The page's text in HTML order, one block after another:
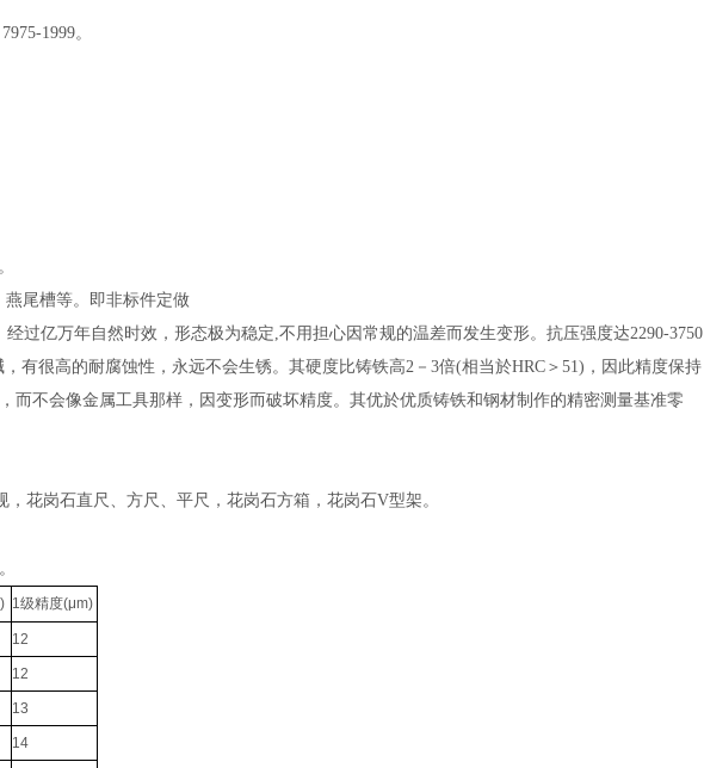
1999。
尾槽等。即非标件定做
过亿万年自然时效，形态极为稳定,不用担心因常规的温差而发生变形。抗压强度达2290-3750
有很高的耐腐蚀性，永远不会生锈。其硬度比铸铁高2－3倍(相当於HRC＞51)，因此精度保持
而不会像金属工具那样，因变形而破坏精度。其优於优质铸铁和钢材制作的精密测量基准零
花岗石直尺、方尺、平尺，花岗石方箱，花岗石V型架。
1级精度(μm)
12
12
13
14